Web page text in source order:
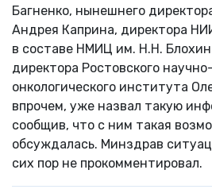
Багненко, нынешнего
Андрея Каприна, директора
в составе НМИЦ им. Н.Н.
директора Ростовского
онкологического института
впрочем, уже назвал такую
сообщив, что с ним такая
обсуждалась. Минздрав
сих пор не прокомментировал.